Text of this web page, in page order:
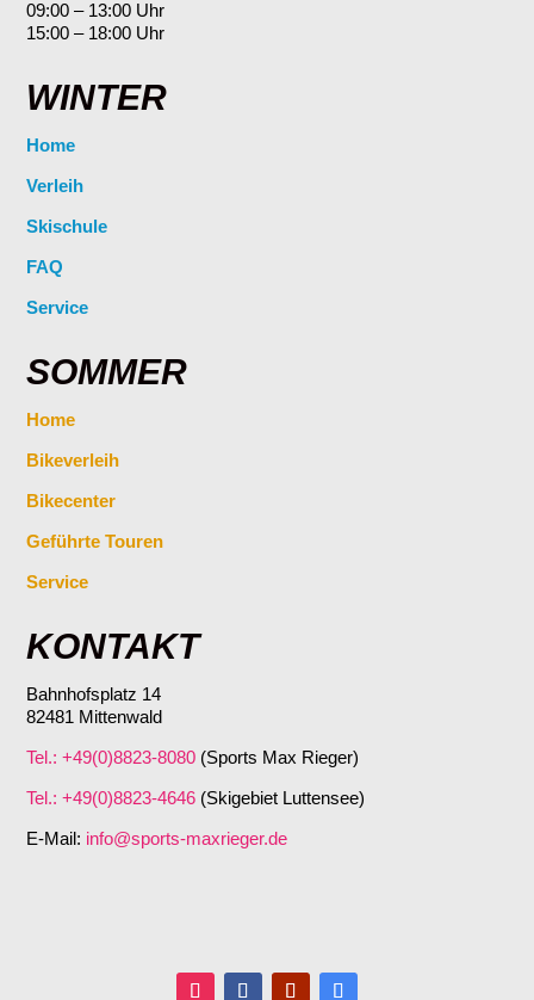
09:00 – 13:00 Uhr
15:00 – 18:00 Uhr
WINTER
Home
Verleih
Skischule
FAQ
Service
SOMMER
Home
Bikeverleih
Bikecenter
Geführte Touren
Service
KONTAKT
Bahnhofsplatz 14
82481 Mittenwald
Tel.: +49(0)8823-8080 (Sports Max Rieger)
Tel.: +49(0)8823-4646 (Skigebiet Luttensee)
E-Mail: info@sports-maxrieger.de